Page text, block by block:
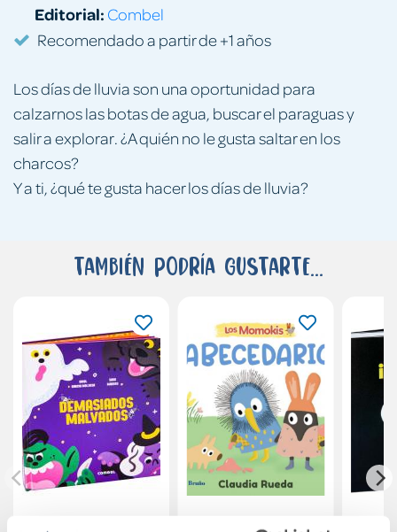
Los días de lluvia son una oportunidad para
calzarnos las botas de agua, buscar el paraguas y
salir a explorar. ¿A quién no le gusta saltar en los
charcos?
Y a ti, ¿qué te gusta hacer los días de lluvia?
Editorial: Combel
Recomendado a partir de +1 años
También podría gustarte...
Demasiados Los Momokis.